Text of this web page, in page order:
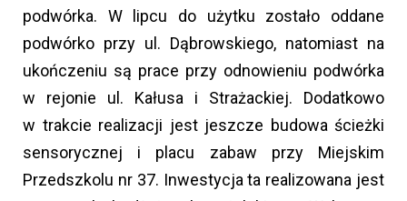
podwórka. W lipcu do użytku zostało oddane
podwórko przy ul. Dąbrowskiego, natomiast na
ukończeniu są prace przy odnowieniu podwórka
w rejonie ul. Kałusa i Strażackiej. Dodatkowo
w trakcie realizacji jest jeszcze budowa ścieżki
sensorycznej i placu zabaw przy Miejskim
Przedszkolu nr 37. Inwestycja ta realizowana jest